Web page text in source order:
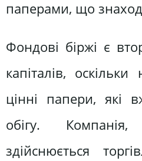
паперами, що
Фондові біржі є
капіталів,
цінні папери, які
обігу.
здійснюється